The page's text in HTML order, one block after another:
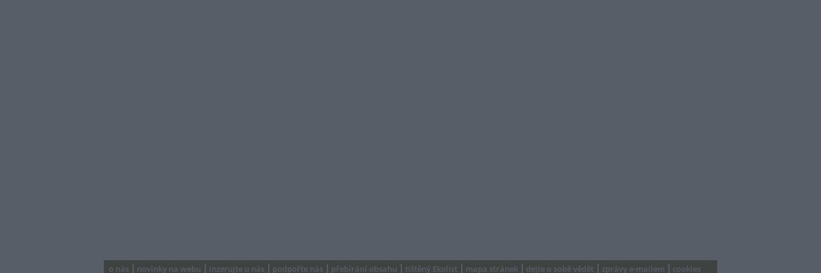
o nás novinky na webu inzerujte u nás podpořte nás přebírání obsahu tištěný Ekolist mapa stránek dejte o sobě vědět zprávy e-mailem cookies